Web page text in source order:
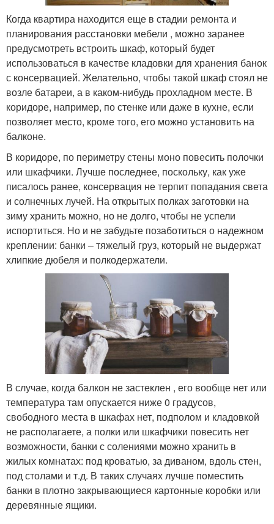
Когда квартира находится еще в стадии ремонта и
планирования расстановки мебели , можно заранее
предусмотреть встроить шкаф, который будет
использоваться в качестве кладовки для хранения банок
с консервацией. Желательно, чтобы такой шкаф стоял не
возле батареи, а в каком-нибудь прохладном месте. В
коридоре, например, по стенке или даже в кухне, если
позволяет место, кроме того, его можно установить на
балконе.
В коридоре, по периметру стены моно повесить полочки
или шкафчики. Лучше последнее, поскольку, как уже
писалось ранее, консервация не терпит попадания света
и солнечных лучей. На открытых полках заготовки на
зиму хранить можно, но не долго, чтобы не успели
испортиться. Но и не забудьте позаботиться о надежном
креплении: банки – тяжелый груз, который не выдержат
хлипкие дюбеля и полкодержатели.
В случае, когда балкон не застеклен , его вообще нет или
температура там опускается ниже 0 градусов,
свободного места в шкафах нет, подполом и кладовкой
не располагаете, а полки или шкафчики повесить нет
возможности, банки с солениями можно хранить в
жилых комнатах: под кроватью, за диваном, вдоль стен,
под столами и т.д. В таких случаях лучше поместить
банки в плотно закрывающиеся картонные коробки или
деревянные ящики.